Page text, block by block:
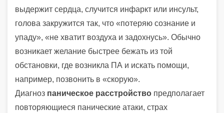
выдержит сердца, случится инфаркт или инсульт,
голова закружится так, что «потеряю сознание и
упаду», «не хватит воздуха и задохнусь». Обычно
возникает желание быстрее бежать из той
обстановки, где возникла ПА и искать помощи,
например, позвонить в «скорую».
Диагноз паническое расстройство предполагает
повторяющиеся панические атаки, страх